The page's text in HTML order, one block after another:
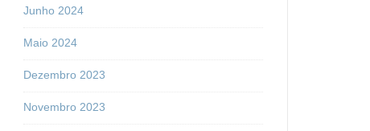
Junho 2024
Maio 2024
Dezembro 2023
Novembro 2023